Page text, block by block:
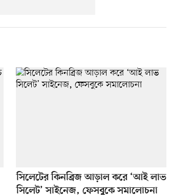
সিলেটের কিনব্রিজ আড়াল করে ‘আই লাভ
সিলেট’ সাইনেজ, ফেসবুকে সমালোচনা